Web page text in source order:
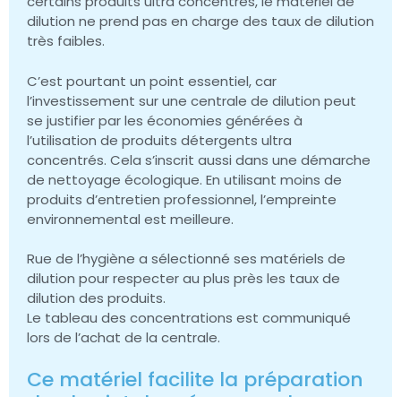
dilution ne prend pas en charge des taux de dilution
très faibles.
C’est pourtant un point essentiel, car
l’investissement sur une centrale de dilution peut
se justifier par les économies générées à
l’utilisation de produits détergents ultra
concentrés. Cela s’inscrit aussi dans une démarche
de nettoyage écologique. En utilisant moins de
produits d’entretien professionnel, l’empreinte
environnemental est meilleure.
Rue de l’hygiène a sélectionné ses matériels de
dilution pour respecter au plus près les taux de
dilution des produits.
Le tableau des concentrations est communiqué
lors de l’achat de la centrale.
Ce matériel facilite la préparation